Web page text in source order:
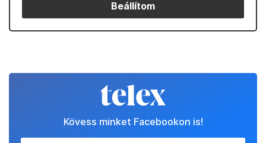
Beállítom
Kövess minket Facebookon is!